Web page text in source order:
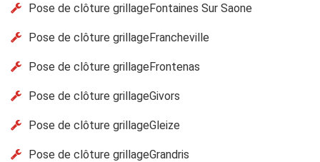
Pose de clôture grillageFontaines Sur Saone
Pose de clôture grillageFrancheville
Pose de clôture grillageFrontenas
Pose de clôture grillageGivors
Pose de clôture grillageGleize
Pose de clôture grillageGrandris